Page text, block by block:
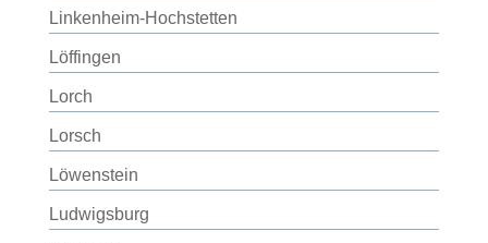
Linkenheim-Hochstetten
Löffingen
Lorch
Lorsch
Löwenstein
Ludwigsburg